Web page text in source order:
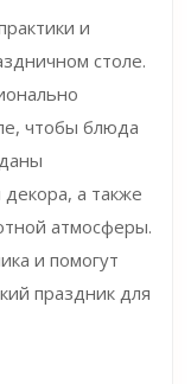
и
столе.
чтобы блюда
а также
атмосферы.
и помогут
праздник для